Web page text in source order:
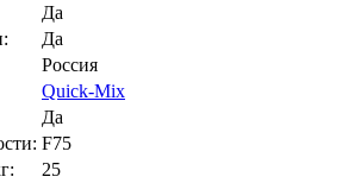
Да
Да
Россия
Quick-Mix
Да
F75
25